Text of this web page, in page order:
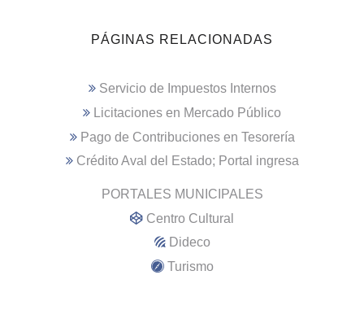
PÁGINAS RELACIONADAS
Servicio de Impuestos Internos
Licitaciones en Mercado Público
Pago de Contribuciones en Tesorería
Crédito Aval del Estado; Portal ingresa
PORTALES MUNICIPALES
Centro Cultural
Dideco
Turismo